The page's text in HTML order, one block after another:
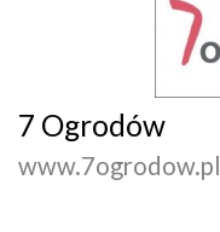
7 Ogrodów
www.7ogrodow.pl